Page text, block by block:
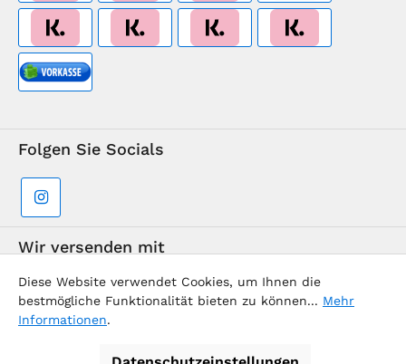
Folgen Sie Socials
Wir versenden mit
Diese Website verwendet Cookies, um Ihnen die
bestmögliche Funktionalität bieten zu können... Mehr
Informationen.